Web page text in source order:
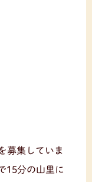
募集していま
15分の山里に